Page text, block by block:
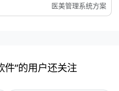
医美管理系统方案
件”的用户还关注